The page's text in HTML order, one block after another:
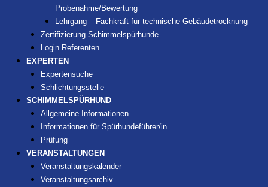
Probenahme/Bewertung
Lehrgang – Fachkraft für technische Gebäudetrocknung
Zertifizierung Schimmelspürhunde
Login Referenten
EXPERTEN
Expertensuche
Schlichtungsstelle
SCHIMMELSPÜRHUND
Allgemeine Informationen
Informationen für Spürhundeführer/in
Prüfung
VERANSTALTUNGEN
Veranstaltungskalender
Veranstaltungsarchiv